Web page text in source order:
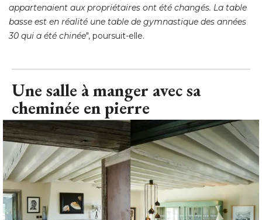
appartenaient aux propriétaires ont été changés. La table
basse est en réalité une table de gymnastique des années
30 qui a été chinée", poursuit-elle.
Une salle à manger avec sa
cheminée en pierre